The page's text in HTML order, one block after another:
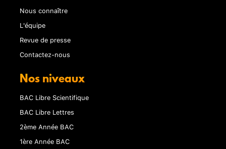
Nous connaître
L'équipe
Revue de presse
Contactez-nous
Nos niveaux
BAC Libre Scientifique
BAC Libre Lettres
2ème Année BAC
1ère Année BAC